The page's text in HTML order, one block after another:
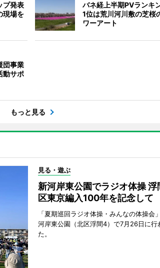
プ発表
場を
バネ経上半期PVランキ
1位は荒川河川敷の芝桜
ワーアート
団事業
動サポ
もっと見る
見る・遊ぶ
新河岸東公園でラジオ体操 浮
区東京編入100年を記念して
「夏期巡回ラジオ体操・みんなの体操会
河岸東公園（北区浮間4）で7月26日に行
た。